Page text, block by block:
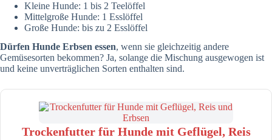
Kleine Hunde: 1 bis 2 Teelöffel
Mittelgroße Hunde: 1 Esslöffel
Große Hunde: bis zu 2 Esslöffel
Dürfen Hunde Erbsen essen, wenn sie gleichzeitig andere
Gemüsesorten bekommen? Ja, solange die Mischung ausgewogen ist
und keine unverträglichen Sorten enthalten sind.
Trockenfutter für Hunde mit Geflügel, Reis